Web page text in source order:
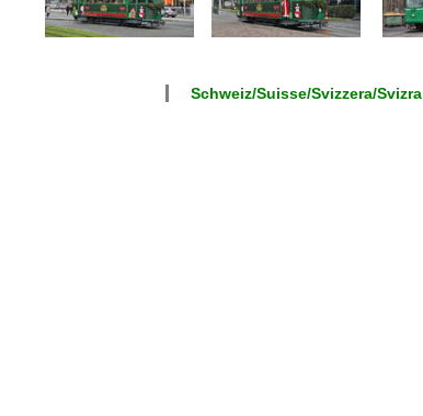
Schweiz/Suisse/Svizzera/Svizra